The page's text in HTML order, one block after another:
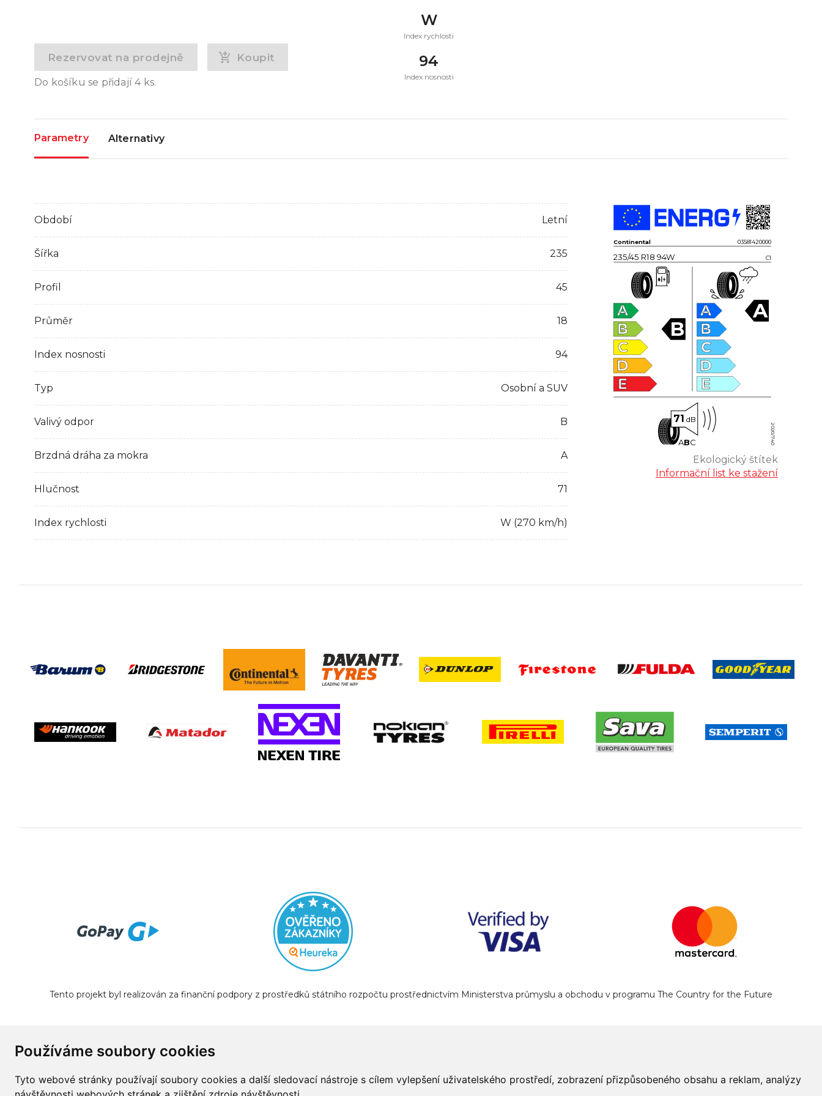
Používáme soubory cookies
Tyto webové stránky používají soubory cookies a další sledovací nástroje s cílem vylepšení uživatelského prostředí, zobrazení přizpůsobeného obsahu a reklam, analýzy
Rezervovat na prodejně Koupit
Do košíku se přidají4ks.
W
Index rychlosti
94
Index nosnosti
Parametry Alternativy
Období Letní
Šířka 235
Profil 45
Průměr 18
Index nosnosti 94
Typ Osobní a SUV
Valivý odpor B
Brzdná dráha za mokra A
Hlučnost 71
Index rychlosti W (270 km/h)
Continental 03581420000
235/45 R18 94W C1
A
B
C
D
E
B
A
B
C
D
E
A
71 dB
ABC 2020/740
Ekologický štítek
Informační list ke stažení
Tento projekt byl realizován za finanční podpory z prostředků státního rozpočtu prostřednictvím Ministerstva průmyslu a obchodu v programu The Country for the Future